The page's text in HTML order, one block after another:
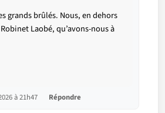
grands brûlés. Nous, en dehors
Laobé, qu’avons-nous à
à 21h47 Répondre